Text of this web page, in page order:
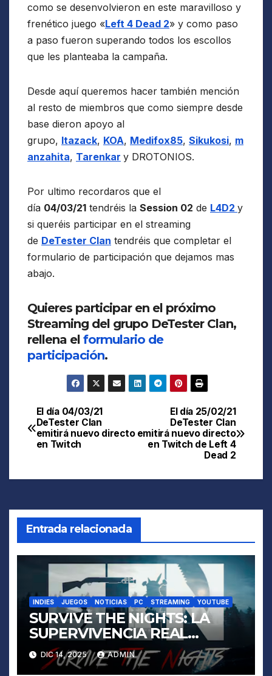
como se desenvolvieron en este maravilloso y
frenético juego «Left 4 Dead 2» y como paso
a paso fueron superando todos los escollos
que les planteaba la campaña.
Desde aquí queremos hacer también mención
al resto de miembros que como siempre desde
base dieron apoyo al
grupo, Itazack, KOA, Medifox85, Sikukosi, m
anzahita, Tarenkar y DROTONIOS.
Por ultimo recordaros que el
día 04/03/21 tendréis la Session 02 de L4D2 y
si queréis participar en el streaming
de DeTester Clan tendréis que completar el
formulario de participación que dejamos mas
abajo.
Quieres participar en el próximo
Streaming del grupo DeTester Clan,
rellena el formulario de
participación.
Navegación
de
El día 25/02/21
DeTester Clan
emitirá nuevo directo
en Twitch de Left 4
Dead 2
El día 04/03/21
DeTester Clan
emitirá nuevo directo
en Twitch
Entrada relacionada
INDIES JUEGOS NOTICIAS PC STREAMING YOUTUBE
SURVIVE THE NIGHTS: LA
SUPERVIVENCIA REAL
EMPIEZA CUANDO CAE EL
SOL
DIC 14, 2025 ADMIN